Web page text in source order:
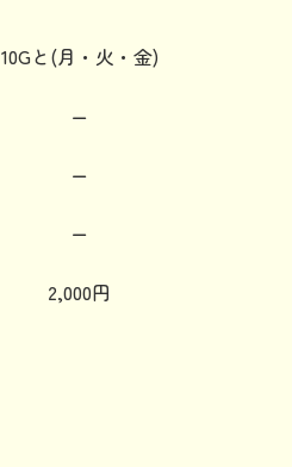
10Gと(月・火・金)
ー
ー
ー
2,000円